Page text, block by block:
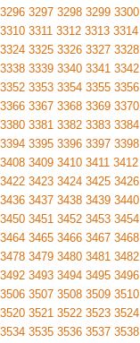
3296 3297 3298 3299 3300
3310 3311 3312 3313 3314
3324 3325 3326 3327 3328
3338 3339 3340 3341 3342
3352 3353 3354 3355 3356
3366 3367 3368 3369 3370
3380 3381 3382 3383 3384
3394 3395 3396 3397 3398
3408 3409 3410 3411 3412
3422 3423 3424 3425 3426
3436 3437 3438 3439 3440
3450 3451 3452 3453 3454
3464 3465 3466 3467 3468
3478 3479 3480 3481 3482
3492 3493 3494 3495 3496
3506 3507 3508 3509 3510
3520 3521 3522 3523 3524
3534 3535 3536 3537 3538